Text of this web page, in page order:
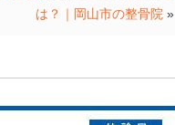
は？｜岡山市の整骨院 »